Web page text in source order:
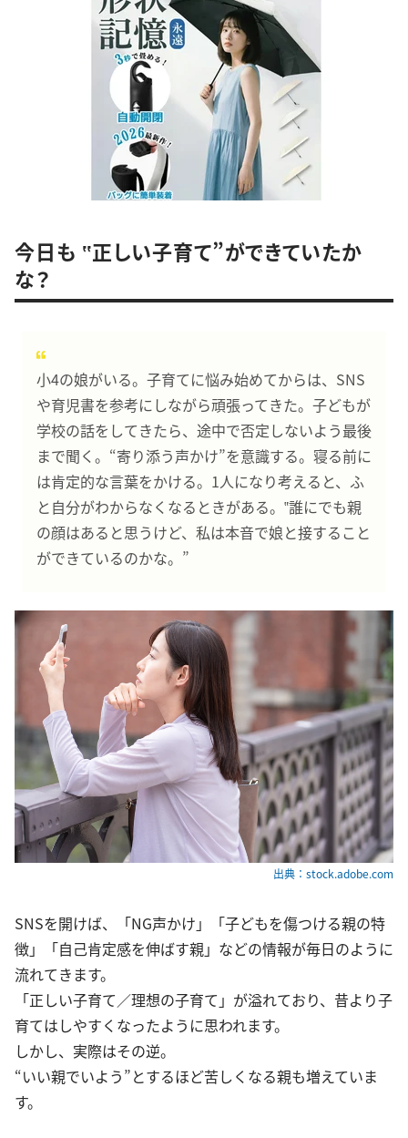
今日も ‟正しい子育て”ができていたか
な？
小4の娘がいる。子育てに悩み始めてからは、SNS
や育児書を参考にしながら頑張ってきた。子どもが
学校の話をしてきたら、途中で否定しないよう最後
まで聞く。“寄り添う声かけ”を意識する。寝る前に
は肯定的な言葉をかける。1人になり考えると、ふ
と自分がわからなくなるときがある。‟誰にでも親
の顔はあると思うけど、私は本音で娘と接すること
ができているのかな。”
出典：stock.adobe.com
SNSを開けば、「NG声かけ」「子どもを傷つける親の特
徴」「自己肯定感を伸ばす親」などの情報が毎日のように
流れてきます。
「正しい子育て／理想の子育て」が溢れており、昔より子
育てはしやすくなったように思われます。
しかし、実際はその逆。
“いい親でいよう”とするほど苦しくなる親も増えていま
す。